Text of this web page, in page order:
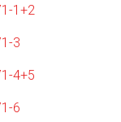
1+2
3
4+5
6